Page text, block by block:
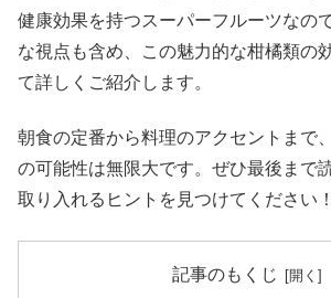
健康効果を持つスーパーフルーツなの
な視点も含め、この魅力的な柑橘類の
て詳しくご紹介します。
朝食の定番から料理のアクセントまで
の可能性は無限大です。ぜひ最後まで
取り入れるヒントを見つけてください！
記事のもくじ